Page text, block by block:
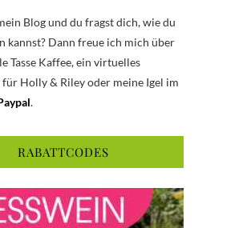
Blog und du fragst dich, wie du
kannst? Dann freue ich mich über
Tasse Kaffee, ein virtuelles
für Holly & Riley oder meine Igel im
.
RABATTCODES